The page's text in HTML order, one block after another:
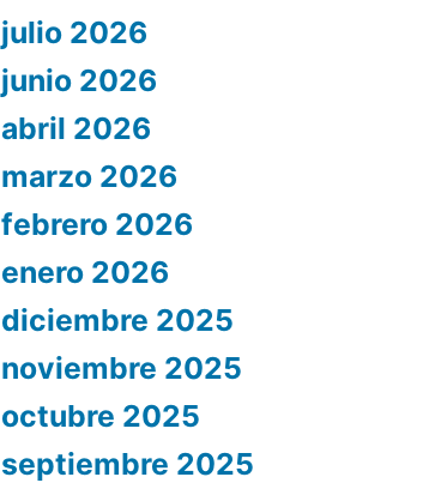
julio 2026
junio 2026
abril 2026
marzo 2026
febrero 2026
enero 2026
diciembre 2025
noviembre 2025
octubre 2025
septiembre 2025